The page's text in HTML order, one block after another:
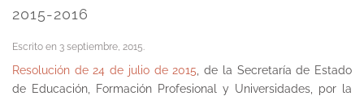
2015-2016
Escrito en 3 septiembre, 2015.
Resolución de 24 de julio de 2015 , de la Secretaría de Estado
de Educación, Formación Profesional y Universidades, por la